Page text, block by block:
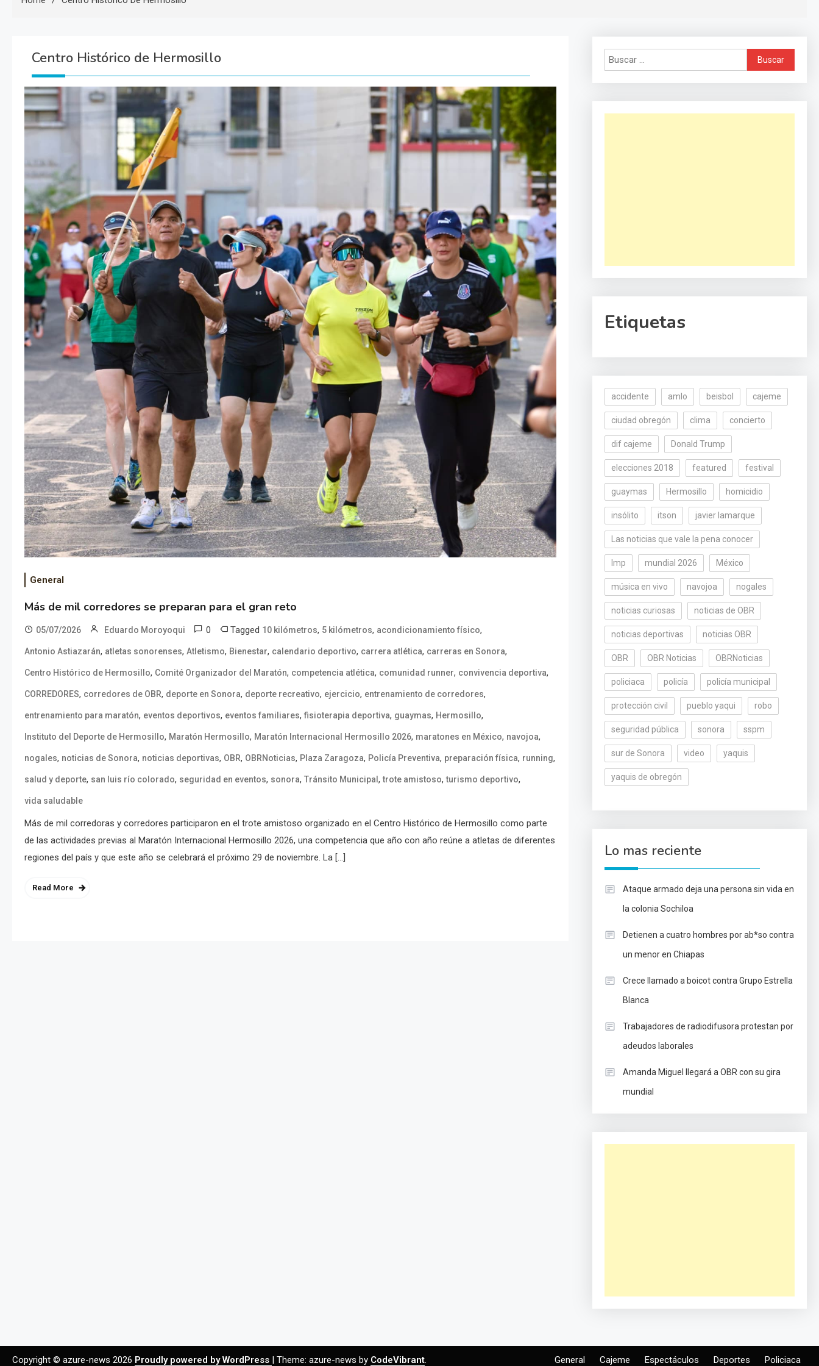
Centro Histórico de Hermosillo
General
Más de mil corredores se preparan para el gran reto
05/07/2026 Eduardo Moroyoqui 0 Tagged 10 kilómetros, 5 kilómetros, acondicionamiento físico,
Antonio Astiazarán, atletas sonorenses, Atletismo, Bienestar, calendario deportivo, carrera atlética, carreras en Sonora,
Centro Histórico de Hermosillo, Comité Organizador del Maratón, competencia atlética, comunidad runner, convivencia deportiva,
CORREDORES, corredores de OBR, deporte en Sonora, deporte recreativo, ejercicio, entrenamiento de corredores,
entrenamiento para maratón, eventos deportivos, eventos familiares, fisioterapia deportiva, guaymas, Hermosillo,
Instituto del Deporte de Hermosillo, Maratón Hermosillo, Maratón Internacional Hermosillo 2026, maratones en México, navojoa,
nogales, noticias de Sonora, noticias deportivas, OBR, OBRNoticias, Plaza Zaragoza, Policía Preventiva, preparación física, running,
salud y deporte, san luis río colorado, seguridad en eventos, sonora, Tránsito Municipal ,trote amistoso,turismo deportivo,
vida saludable
Más de mil corredoras y corredores participaron en el trote amistoso organizado en el Centro Histórico de Hermosillo como parte
de las actividades previas al Maratón Internacional Hermosillo 2026, una competencia que año con año reúne a atletas de diferentes
regiones del país y que este año se celebrará el próximo 29 de noviembre. La […]
Read More
Buscar:
Etiquetas
accidente amlo beisbol cajeme
ciudad obregón clima concierto
dif cajeme Donald Trump
elecciones 2018 featured festival
guaymas Hermosillo homicidio
insólito itson javier lamarque
Las noticias que vale la pena conocer
lmp mundial 2026 México
música en vivo navojoa nogales
noticias curiosas noticias de OBR
noticias deportivas noticias OBR
OBR OBR Noticias OBRNoticias
policiaca policía policía municipal
protección civil pueblo yaqui robo
seguridad pública sonora sspm
sur de Sonora video yaquis
yaquis de obregón
Lo mas reciente
Ataque armado deja una persona sin vida en
la colonia Sochiloa
Detienen a cuatro hombres por ab*so contra
un menor en Chiapas
Crece llamado a boicot contra Grupo Estrella
Blanca
Trabajadores de radiodifusora protestan por
adeudos laborales
Amanda Miguel llegará a OBR con su gira
mundial
Copyright © azure-news 2026 Proudly powered by WordPress | Theme: azure-news by CodeVibrant. General Cajeme Espectáculos Deportes Policiaca